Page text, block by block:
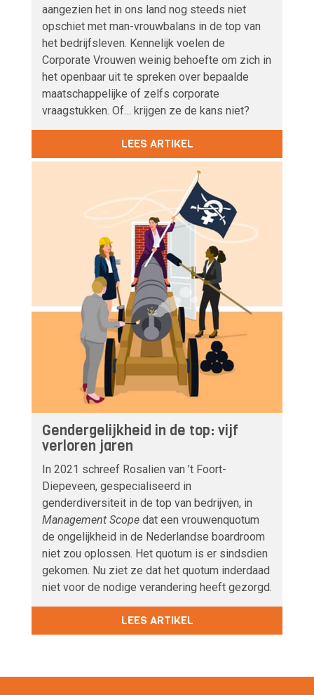
aangezien het in ons land nog steeds niet
opschiet met man-vrouwbalans in de top van
het bedrijfsleven. Kennelijk voelen de
Corporate Vrouwen weinig behoefte om zich in
het openbaar uit te spreken over bepaalde
maatschappelijke of zelfs corporate
vraagstukken. Of… krijgen ze de kans niet?
LEES ARTIKEL
Gendergelijkheid in de top: vijf
verloren jaren
In 2021 schreef Rosalien van ’t Foort-
Diepeveen, gespecialiseerd in
genderdiversiteit in de top van bedrijven, in
Management Scope dat een vrouwenquotum
de ongelijkheid in de Nederlandse boardroom
niet zou oplossen. Het quotum is er sindsdien
gekomen. Nu ziet ze dat het quotum inderdaad
niet voor de nodige verandering heeft gezorgd.
LEES ARTIKEL